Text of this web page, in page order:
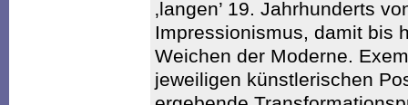
‚langen’ 19. Jahrhunderts
Impressionismus, damit bis
Weichen der Moderne.
jeweiligen künstlerischen